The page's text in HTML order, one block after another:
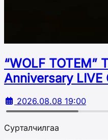
“WOLF TOTEM”
Аnniversary LIVE
2026.08.08 19:00
Сурталчилгаа